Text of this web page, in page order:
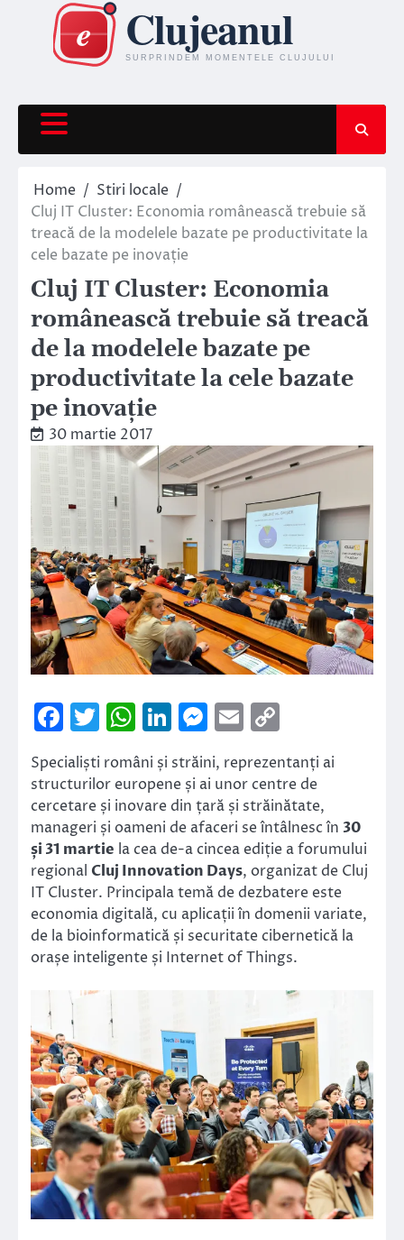
content
Home
Stiri locale
Cluj IT Cluster: Economia românească trebuie să
treacă de la modelele bazate pe productivitate la
cele bazate pe inovație
Cluj IT Cluster: Economia
românească trebuie să treacă
de la modelele bazate pe
productivitate la cele bazate
pe inovație
30 martie 2017
Facebook
Twitter
WhatsApp
LinkedIn
Messenger
Email
Link
Specialiști români și străini, reprezentanți ai
structurilor europene și ai unor centre de
cercetare și inovare din țară și străinătate,
manageri și oameni de afaceri se întâlnesc în 30
și 31 martie la cea de-a cincea ediție a forumului
regional Cluj Innovation Days, organizat de Cluj
IT Cluster. Principala temă de dezbatere este
economia digitală, cu aplicații în domenii variate,
de la bioinformatică și securitate cibernetică la
orașe inteligente și Internet of Things.